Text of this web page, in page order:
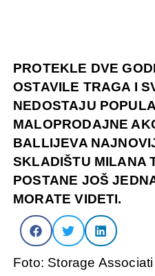
PROTEKLE DVE
OSTAVILE TRAGA I
NEDOSTAJU
MALOPRODAJNE
BALLIJEVA
SKLADIŠTU MILANA
POSTANE JOŠ
MORATE VIDETI.
Foto: Storage Associati